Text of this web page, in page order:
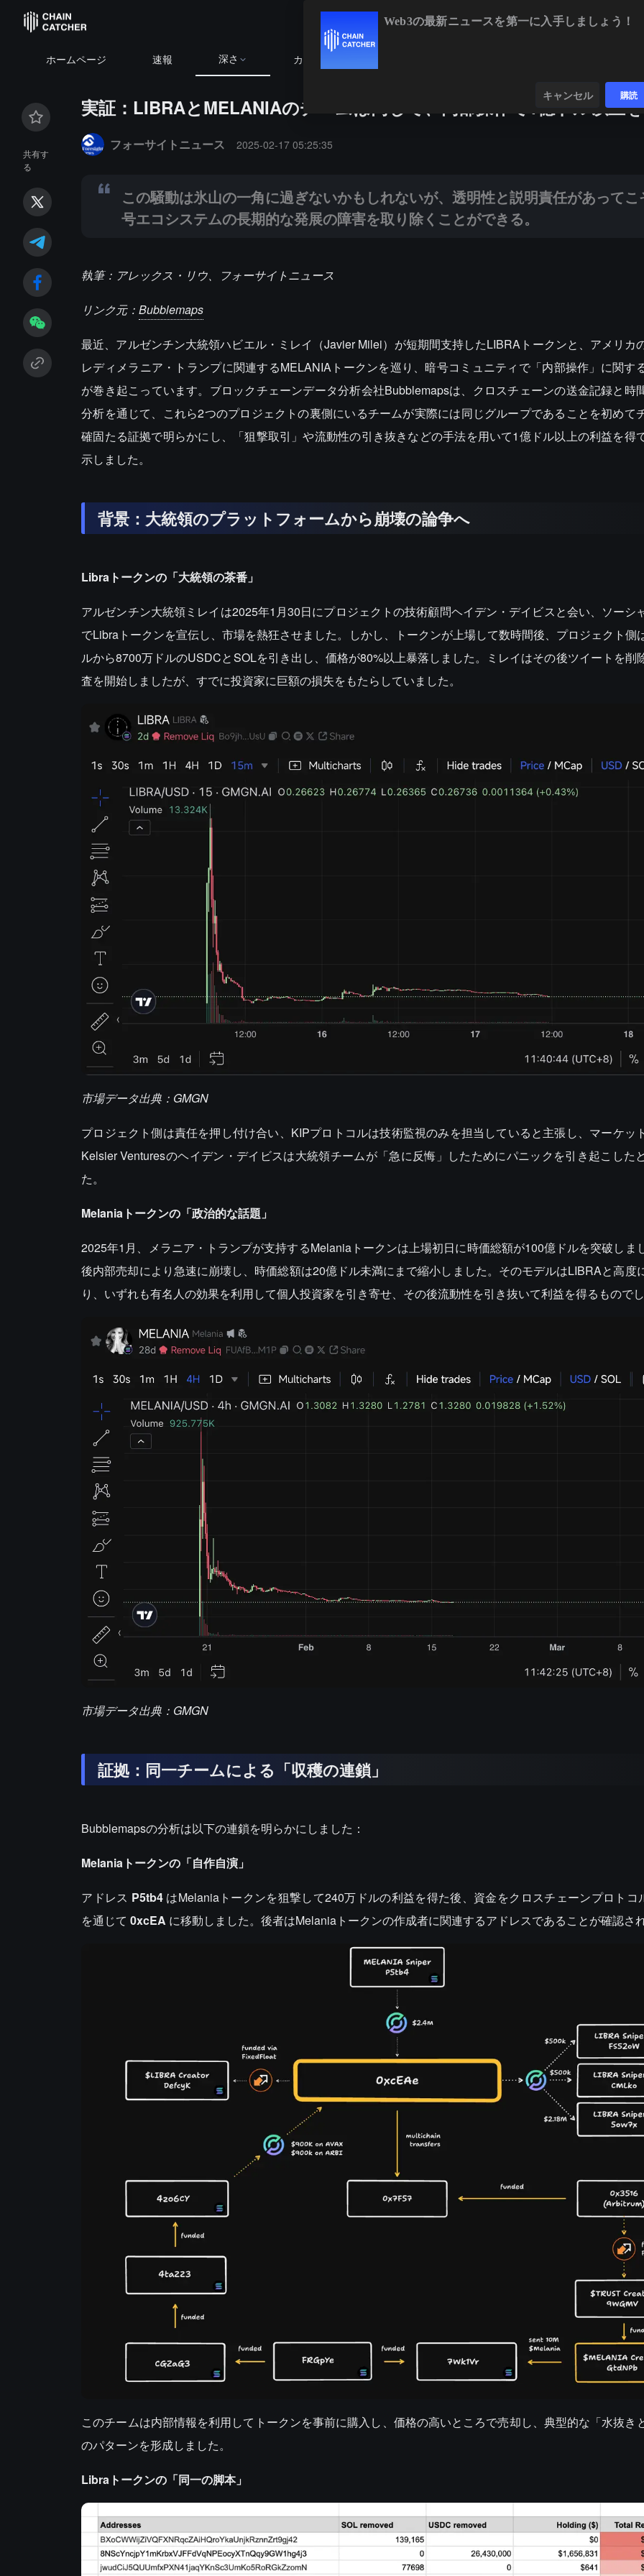
ホームページ 速報 深さ カレンダー
共有す
る
実証：LIBRAとMELANIAのチームは同じで、内部操作で1億ドル以上
フォーサイトニュース 2025-02-17 05:25:35
この騒動は氷山の一角に過ぎないかもしれないが、透明性と説明責任があってこ
号エコシステムの長期的な発展の障害を取り除くことができる。
執筆：アレックス・リウ、フォーサイトニュース
リンク元：Bubblemaps
最近、アルゼンチン大統領ハビエル・ミレイ（Javier Milei）が短期間支持したLIBRAトークンと、アメリカ
レディメラニア・トランプに関連するMELANIAトークンを巡り、暗号コミュニティで「内部操作」に関す
が巻き起こっています。ブロックチェーンデータ分析会社Bubblemapsは、クロスチェーンの送金記録と時
分析を通じて、これら2つのプロジェクトの裏側にいるチームが実際には同じグループであることを初めて
確固たる証拠で明らかにし、「狙撃取引」や流動性の引き抜きなどの手法を用いて1億ドル以上の利益を得
示しました。
背景：大統領のプラットフォームから崩壊の論争へ
Libraトークンの「大統領の茶番」
アルゼンチン大統領ミレイは2025年1月30日にプロジェクトの技術顧問ヘイデン・デイビスと会い、ソーシ
でLibraトークンを宣伝し、市場を熱狂させました。しかし、トークンが上場して数時間後、プロジェクト側
ルから8700万ドルのUSDCとSOLを引き出し、価格が80%以上暴落しました。ミレイはその後ツイートを削
査を開始しましたが、すでに投資家に巨額の損失をもたらしていました。
市場データ出典：GMGN
プロジェクト側は責任を押し付け合い、KIPプロトコルは技術監視のみを担当していると主張し、マーケッ
Kelsier Venturesのヘイデン・デイビスは大統領チームが「急に反悔」したためにパニックを引き起こした
た。
Melaniaトークンの「政治的な話題」
2025年1月、メラニア・トランプが支持するMelaniaトークンは上場初日に時価総額が100億ドルを突破しま
後内部売却により急速に崩壊し、時価総額は20億ドル未満にまで縮小しました。そのモデルはLIBRAと高度
り、いずれも有名人の効果を利用して個人投資家を引き寄せ、その後流動性を引き抜いて利益を得るもので
市場データ出典：GMGN
証拠：同一チームによる「収穫の連鎖」
Bubblemapsの分析は以下の連鎖を明らかにしました：
Melaniaトークンの「自作自演」
アドレス P5tb4はMelaniaトークンを狙撃して240万ドルの利益を得た後、資金をクロスチェーンプロトコ
を通じて0xcEA に移動しました。後者はMelaniaトークンの作成者に関連するアドレスであることが確認さ
このチームは内部情報を利用してトークンを事前に購入し、価格の高いところで売却し、典型的な「水抜き
のパターンを形成しました。
Libraトークンの「同一の脚本」
Web3の最新ニュースを第一に入手しましょう！
キャンセル 購読